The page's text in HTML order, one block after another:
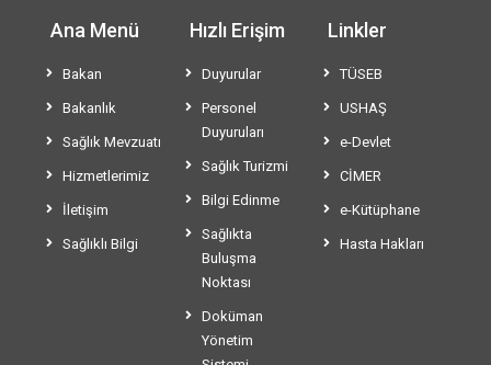
Ana Menü
Bakan
Bakanlık
Sağlık Mevzuatı
Hizmetlerimiz
İletişim
Sağlıklı Bilgi
Hızlı Erişim
Duyurular
Personel
Duyuruları
Sağlık Turizmi
Bilgi Edinme
Sağlıkta
Buluşma
Noktası
Doküman
Yönetim
Linkler
TÜSEB
USHAŞ
e-Devlet
CİMER
e-Kütüphane
Hasta Hakları